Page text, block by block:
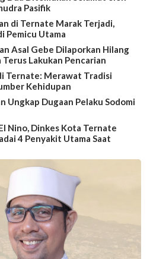
Pasifik
di Ternate Marak Terjadi,
Pemicu Utama
Asal Gebe Dilaporkan Hilang
Lakukan Pencarian
Ternate: Merawat Tradisi
Kehidupan
Ungkap Dugaan Pelaku Sodomi
Nino, Dinkes Kota Ternate
4 Penyakit Utama Saat